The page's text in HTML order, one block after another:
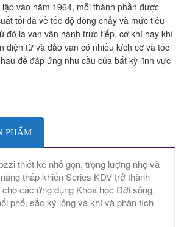
vào năm 1964, mỗi thành phần được
tối đa về tốc độ dòng chảy và mức tiêu
đó là van vận hành trực tiếp, cơ khí hay khí
điện từ và đảo van có nhiều kích cỡ và tốc
để đáp ứng nhu cầu của bất kỳ lĩnh vực
PHẨM
thiết kế nhỏ gọn, trọng lượng nhẹ và
thấp khiến Series KDV trở thành
các ứng dụng Khoa học Đời sống,
phổ, sắc ký lỏng và khí và phân tích